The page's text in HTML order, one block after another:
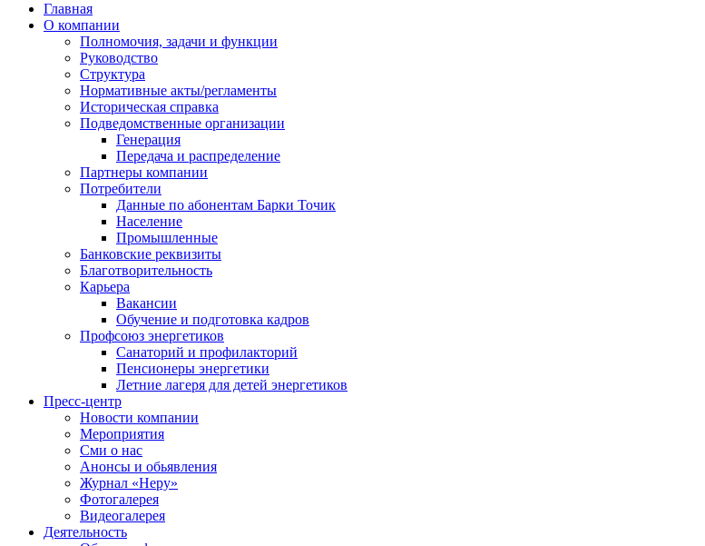
Главная
О компании
Полномочия, задачи и функции
Руководство
Структура
Нормативные акты/регламенты
Историческая справка
Подведомственные организации
Генерация
Передача и распределение
Партнеры компании
Потребители
Данные по абонентам Барки Точик
Население
Промышленные
Банковские реквизиты
Благотворительность
Карьера
Вакансии
Обучение и подготовка кадров
Профсоюз энергетиков
Санаторий и профилакторий
Пенсионеры энергетики
Летние лагеря для детей энергетиков
Пресс-центр
Новости компании
Мероприятия
Сми о нас
Анонсы и обьявления
Журнал «Неру»
Фотогалерея
Видеогалерея
Деятельность